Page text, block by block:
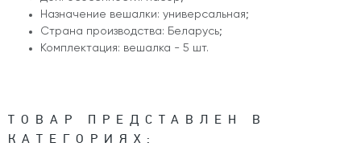
Назначение вешалки: универсальная;
Страна производства: Беларусь;
Комплектация: вешалка - 5 шт.
ТОВАР ПРЕДСТАВЛЕН В
КАТЕГОРИЯХ: